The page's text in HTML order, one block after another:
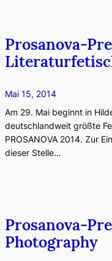
Prosanova-
Mai 15, 2014
Am 29. Mai beginnt in
deutschlandweit größte
PROSANOVA 2014. Zur
dieser Stelle…
Prosanova-
Photography